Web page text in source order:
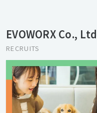
活動、業界の垣根を超えて
り、高い次元でのコミュニ
デザインする。それがエヴ
EVOWORX Co.,
RECRUITS